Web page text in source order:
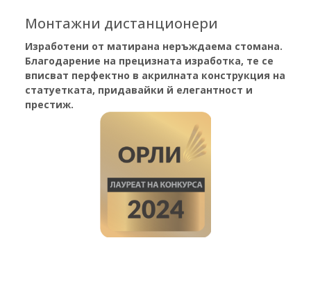
Монтажни дистанционери
Изработени от матирана неръждаема стомана.
Благодарение на прецизната изработка, те се
вписват перфектно в акрилната конструкция на
статуетката, придавайки й елегантност и
престиж.